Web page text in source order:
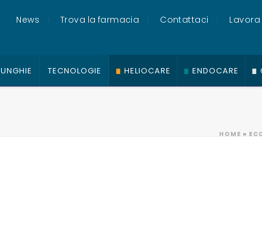
News Trova la farmacia Contattaci
UNGHIE TECNOLOGIE HELIOCARE ENDOCARE
HOME »